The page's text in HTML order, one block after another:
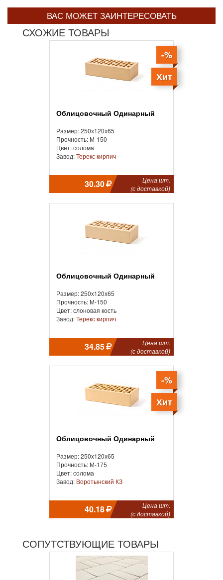
ВАС МОЖЕТ ЗАИНТЕРЕСОВАТЬ
СХОЖИЕ ТОВАРЫ
-%
Хит
Облицовочный Одинарный
Размер: 250x120x65
Прочность: М-150
Цвет: солома
Завод:Терекс кирпич
30.30
Цена шт.
(с доставкой)
Облицовочный Одинарный
Размер: 250x120x65
Прочность: М-150
Цвет: слоновая кость
Завод:Терекс кирпич
34.85
Цена шт.
(с доставкой)
-%
Хит
Облицовочный Одинарный
Размер: 250x120x65
Прочность: М-175
Цвет: солома
Завод: Воротынский КЗ
40.18
Цена шт.
(с доставкой)
СОПУТСТВУЮЩИЕ ТОВАРЫ